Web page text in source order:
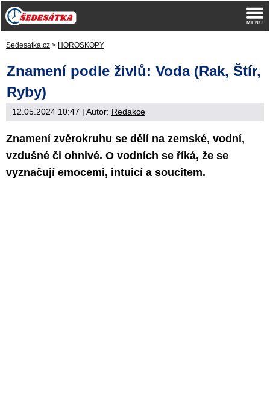
Sedesatka.cz > HOROSKOPY
Znamení podle živlů: Voda (Rak, Štír,
Ryby)
12.05.2024 10:47 | Autor: Redakce
Znamení zvěrokruhu se dělí na zemské, vodní,
vzdušné či ohnivé. O vodních se říká, že se
vyznačují emocemi, intuicí a soucitem.